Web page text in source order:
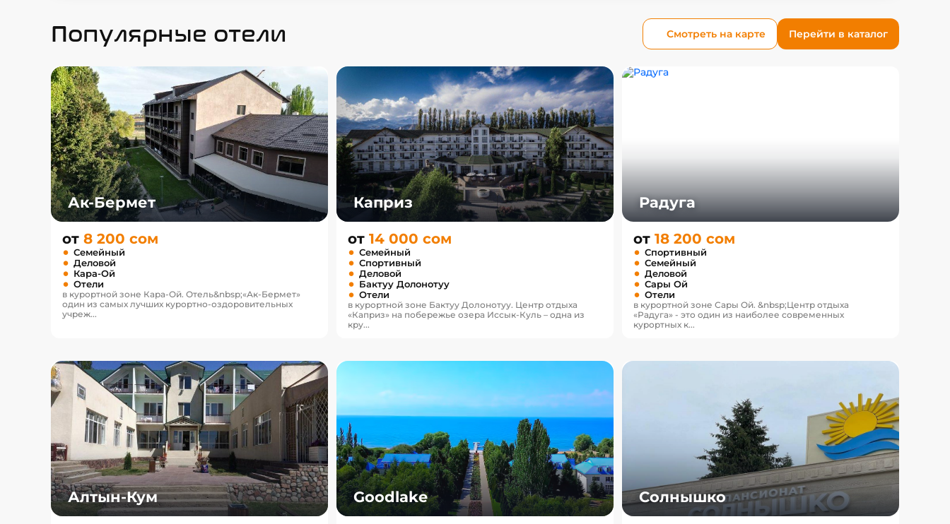
Популярные отели Смотреть на карте Перейти в каталог
Ак-Бермет
от 8 200 сом
Семейный
Деловой
Кара-Ой
Отели
в курортной зоне Кара-Ой. Отель&nbsp;«Ак-Бермет»
один из самых лучших курортно-оздоровительных
учреж...
Каприз
от 14 000 сом
Семейный
Спортивный
Деловой
Бактуу Долонотуу
Отели
в курортной зоне Бактуу Долонотуу. Центр отдыха
«Каприз» на побережье озера Иссык-Куль – одна из
кру...
Радуга
от 18 200 сом
Спортивный
Семейный
Деловой
Сары Ой
Отели
в курортной зоне Сары Ой. &nbsp;Центр отдыха
«Радуга» - это один из наиболее современных
курортных к...
Алтын-Кум Goodlake Солнышко